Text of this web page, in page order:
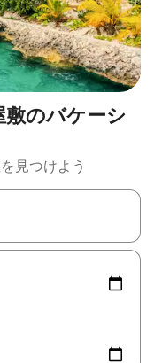
のバケーシ
見つけよう
キーを使って移動するか